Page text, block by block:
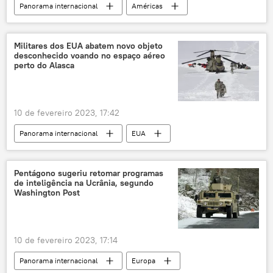
Panorama internacional
Américas
EUA
Síria OFAC
Tesouro
Departamento do Tesouro dos EUA
Escritório de Controle de Ativos Estrangeiros (OFAC)
Militares dos EUA abatem novo objeto
desconhecido voando no espaço aéreo
perto do Alasca
10 de fevereiro 2023, 17:42
Panorama internacional
EUA
Casa Branca
John Kirby
espaço aéreo
Alasca
caça
Forças Armadas dos EUA
objeto
Pentágono sugeriu retomar programas
de inteligência na Ucrânia, segundo
Washington Post
10 de fevereiro 2023, 17:14
Panorama internacional
Europa